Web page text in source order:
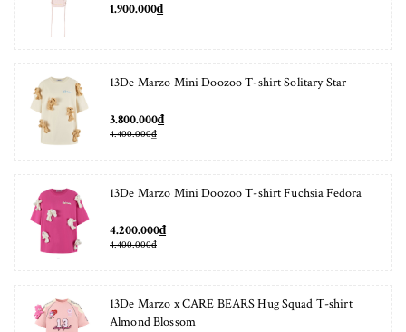
1.900.000₫
13De Marzo Mini Doozoo T-shirt Solitary Star
3.800.000₫
4.400.000₫
13De Marzo Mini Doozoo T-shirt Fuchsia Fedora
4.200.000₫
4.400.000₫
13De Marzo x CARE BEARS Hug Squad T-shirt
Almond Blossom